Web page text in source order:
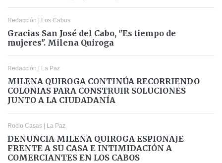
Redacción | Los Cabos
Gracias San José del Cabo, "Es tiempo de
mujeres". Milena Quiroga
Redacción | La Paz
MILENA QUIROGA CONTINÚA RECORRIENDO
COLONIAS PARA CONSTRUIR SOLUCIONES
JUNTO A LA CIUDADANÍA
Rocio Casas | La Paz
DENUNCIA MILENA QUIROGA ESPIONAJE
FRENTE A SU CASA E INTIMIDACIÓN A
COMERCIANTES EN LOS CABOS